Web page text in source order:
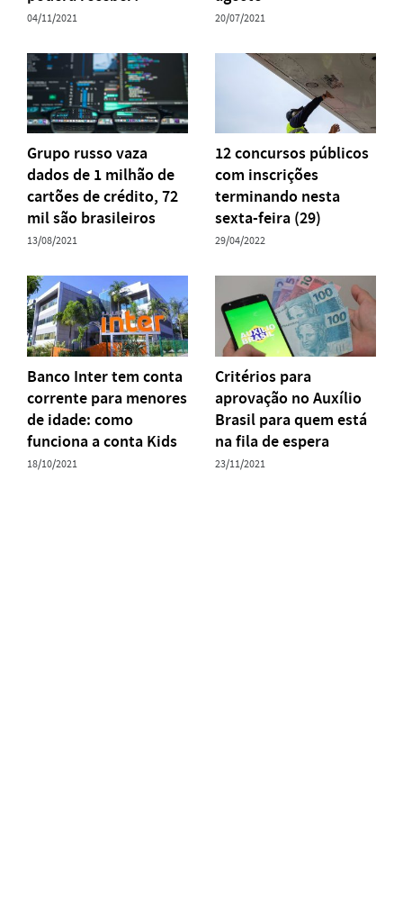
04/11/2021 20/07/2021
Grupo russo vaza
dados de 1 milhão de
cartões de crédito, 72
mil são brasileiros
13/08/2021
12 concursos públicos
com inscrições
terminando nesta
sexta-feira (29)
29/04/2022
Banco Inter tem conta
corrente para menores
de idade: como
funciona a conta Kids
18/10/2021
Critérios para
aprovação no Auxílio
Brasil para quem está
na fila de espera
23/11/2021